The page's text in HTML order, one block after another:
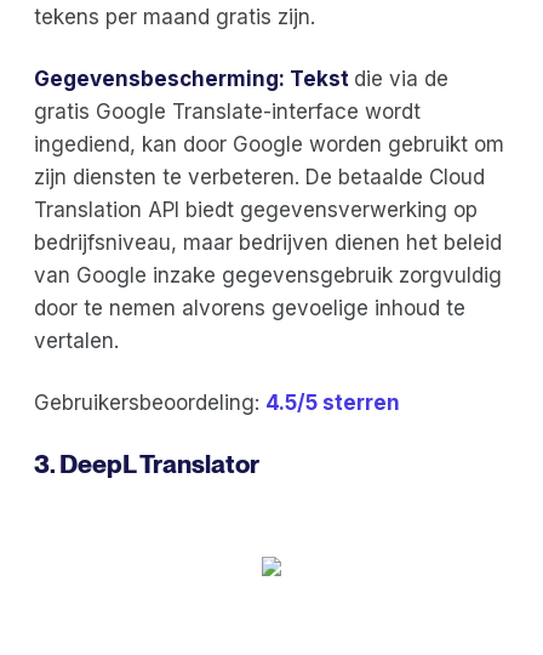
tekens per maand gratis zijn.
Gegevensbescherming: Tekst die via de
gratis Google Translate-interface wordt
ingediend, kan door Google worden gebruikt om
zijn diensten te verbeteren. De betaalde Cloud
Translation API biedt gegevensverwerking op
bedrijfsniveau, maar bedrijven dienen het beleid
van Google inzake gegevensgebruik zorgvuldig
door te nemen alvorens gevoelige inhoud te
vertalen.
Gebruikersbeoordeling: 4.5/5 sterren
3. DeepL Translator